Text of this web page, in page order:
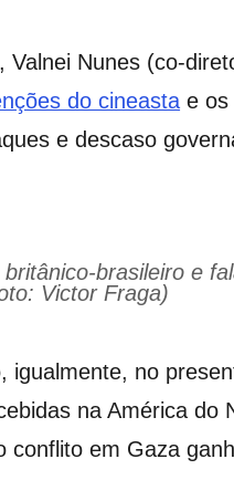
Valnei Nunes (co-
do cineasta e os
e descaso
brasileiro e
Victor Fraga)
igualmente, no
na América do
conflito em Gaza